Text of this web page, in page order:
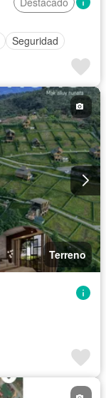
Seguridad
Terreno